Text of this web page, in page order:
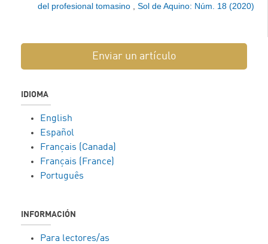
del profesional tomasino
Sol de Aquino: Núm. 18 (2020)
Enviar un artículo
IDIOMA
English
Español
Français (Canada)
Français (France)
Português
INFORMACIÓN
Para lectores/as